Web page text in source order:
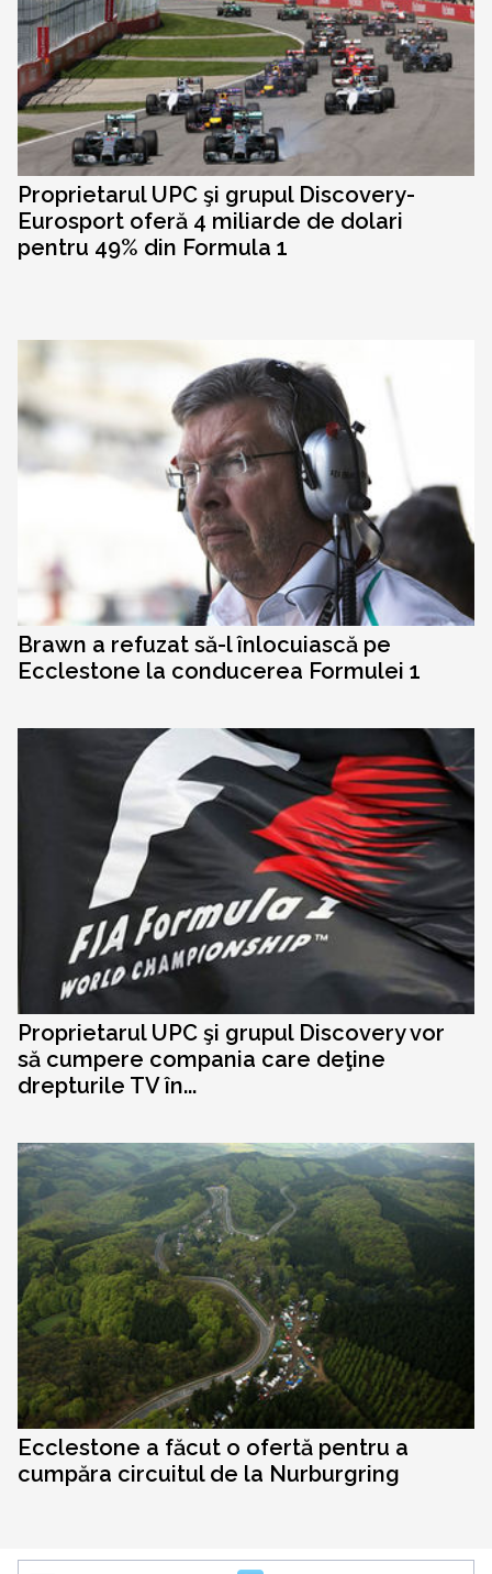
Proprietarul UPC şi grupul Discovery-
Eurosport oferă 4 miliarde de dolari
pentru 49% din Formula 1
Brawn a refuzat să-l înlocuiască pe
Ecclestone la conducerea Formulei 1
Proprietarul UPC şi grupul Discovery vor
să cumpere compania care deţine
drepturile TV în...
Ecclestone a făcut o ofertă pentru a
cumpăra circuitul de la Nurburgring